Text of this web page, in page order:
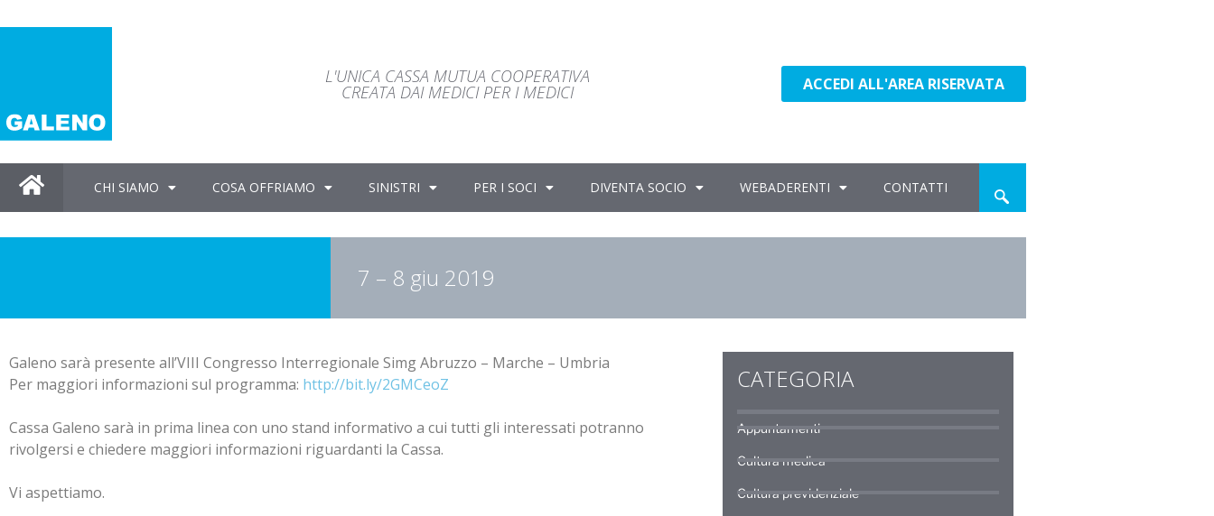
L'UNICA CASSA MUTUA COOPERATIVA
CREATA DAI MEDICI PER I MEDICI ACCEDI ALL'AREA RISERVATA
CHI SIAMO COSA OFFRIAMO SINISTRI PER I SOCI DIVENTA SOCIO WEBADERENTI CONTATTI
7 – 8 giu 2019
Galeno sarà presente all’VIII Congresso Interregionale Simg Abruzzo – Marche – Umbria
Per maggiori informazioni sul programma: http://bit.ly/2GMCeoZ
Cassa Galeno sarà in prima linea con uno stand informativo a cui tutti gli interessati potranno
rivolgersi e chiedere maggiori informazioni riguardanti la Cassa.
Vi aspettiamo.
CATEGORIA
Appuntamenti
Cultura medica
Cultura previdenziale